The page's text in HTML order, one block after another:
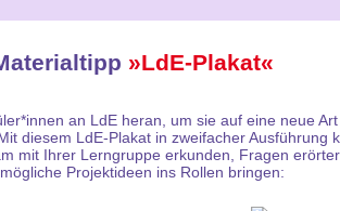
»LdE-Plakat«
an LdE heran, um sie auf eine neue
diesem LdE-Plakat in zweifacher Ausführung
mit Ihrer Lerngruppe erkunden, Fragen
Projektideen ins Rollen bringen: